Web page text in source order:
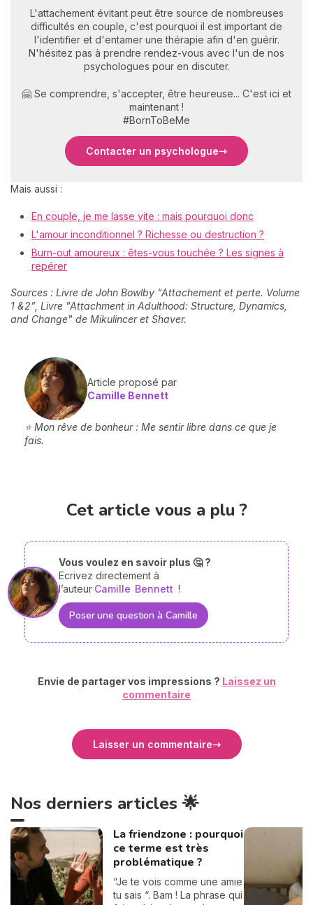
L'attachement évitant peut être source de nombreuses
difficultés en couple, c'est pourquoi il est important de
l'identifier et d'entamer une thérapie afin d'en guérir.
N'hésitez pas à prendre rendez-vous avec l'un de nos
psychologues pour en discuter.
🤗 Se comprendre, s'accepter, être heureuse... C'est ici et
maintenant !
#BornToBeMe
Contacter un psychologue
Mais aussi :
En couple, je me lasse vite : mais pourquoi donc
L'amour inconditionnel ? Richesse ou destruction ?
Burn-out amoureux : êtes-vous touchée ? Les signes à
repérer
Sources : Livre de John Bowlby “Attachement et perte. Volume
1 &2”, Livre "Attachment in Adulthood: Structure, Dynamics,
and Change" de Mikulincer et Shaver.
Article proposé par
Camille Bennett
⭐ Mon rêve de bonheur : Me sentir libre dans ce que je
fais.
Cet article vous a plu ?
Vous voulez en savoir plus 🤔 ?
Ecrivez directement à
l’auteur Camille Bennett !
Poser une question à Camille
Envie de partager vos impressions ? Laissez un
commentaire
Laisser un commentaire
Nos derniers articles 🌟
La friendzone : pourquoi
ce terme est très
problématique ?
“Je te vois comme une amie
tu sais “. Bam ! La phrase qui